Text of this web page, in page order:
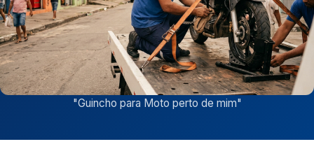
"Guincho para Moto perto de mim"